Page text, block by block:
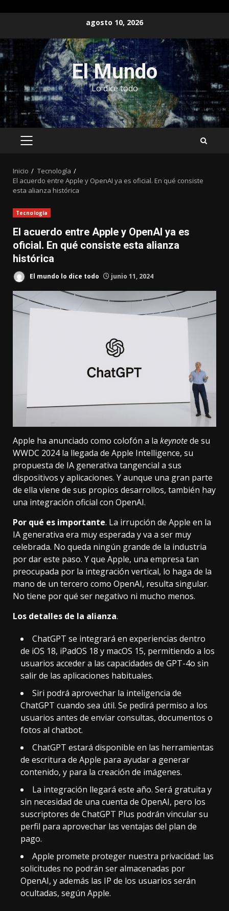
contenido
agosto 10, 2026
El Mundo
Lo dice todo
MENÚ
Inicio
Tecnología
El acuerdo entre Apple y OpenAI ya es oficial. En qué consiste
esta alianza histórica
Tecnología
El acuerdo entre Apple y OpenAI ya es
oficial. En qué consiste esta alianza
histórica
El mundo lo dice todo junio 11, 2024
Apple ha anunciado como colofón a la keynotede su
WWDC 2024la llegada de Apple Intelligence, su
propuesta de IA generativa tangencial a sus
dispositivos y aplicaciones. Y aunque una gran parte
de ella viene de sus propios desarrollos, también hay
una integración oficial con OpenAI.
Por qué es importante. La irrupción de Apple en la
IA generativa era muy esperada y va a ser muy
celebrada. No queda ningún grande de la industria
por dar este paso. Y que Apple, una empresa tan
preocupada por la integración vertical, lo haga de la
mano de un tercero como OpenAI, resulta singular.
No tiene por qué ser negativo ni mucho menos.
Los detalles de la alianza.
ChatGPT se integrará en experiencias dentro
de iOS 18, iPadOS 18 y macOS 15, permitiendo a los
usuarios acceder a las capacidades de GPT-4o sin
salir de las aplicaciones habituales.
Siri podrá aprovechar la inteligencia de
ChatGPT cuando sea útil. Se pedirá permiso a los
usuarios antes de enviar consultas, documentos o
fotos al chatbot.
ChatGPT estará disponible en las herramientas
de escritura de Apple para ayudar a generar
contenido, y para la creación de imágenes.
La integración llegará este año. Será gratuita y
sin necesidad de una cuenta de OpenAI, pero los
suscriptores de ChatGPT Plus podrán vincular su
perfil para aprovechar las ventajas del plan de
pago.
Apple promete proteger nuestra privacidad: las
solicitudes no podrán ser almacenadas por
OpenAI, y además las IP de los usuarios serán
ocultadas, según Apple.